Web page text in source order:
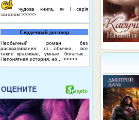
чудова книга, як і серія
загалом >>>>>
Сердечный договор
Необычный роман без
расхваливания г.г....обычно, все
такие красивые, умные, богатые...
Непонятная история, но... >>>>>
ОЦЕНИТЕ